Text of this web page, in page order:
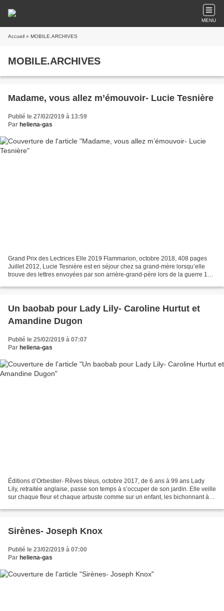
MENU
Accueil » MOBILE.ARCHIVES
MOBILE.ARCHIVES
Madame, vous allez m’émouvoir- Lucie Tesnière
Publié le 27/02/2019 à 13:59
Par heliena-gas
Grand Prix des Lectrices Elle 2019 Flammarion, octobre 2018, 408 pages
Juillet 2012, Lucie Tesnière est en séjour chez sa grand-mère lorsqu’elle
trouve des lettres envoyées par son arrière-grand-père lors de la guerre 14-
Un baobab pour Lady Lily- Caroline Hurtut et
Amandine Dugon
Publié le 25/02/2019 à 07:07
Par heliena-gas
Éditions d’Orbestier- Rêves bleus, octobre 2017, de 6 ans à 99 ans Lady
Lily, retraitée anglaise, passe son temps à s’occuper de son jardin. Elle veille
sur chaque fleur et chaque arbuste comme sur un enfant, les bichonnant à
Sirènes- Joseph Knox
Publié le 23/02/2019 à 07:00
Par heliena-gas